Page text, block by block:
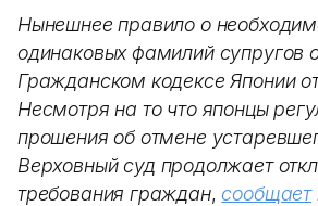
Нынешнее правило о
одинаковых фамилий супругов
Гражданском кодексе Японии
Несмотря на то что японцы
прошения об отмене
Верховный суд продолжает
требования граждан,сообщает